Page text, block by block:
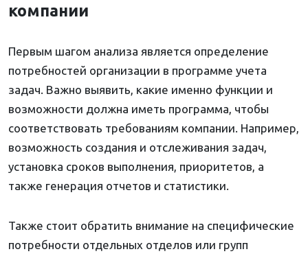
компании
Первым шагом анализа является определение
потребностей организации в программе учета
задач. Важно выявить, какие именно функции и
возможности должна иметь программа, чтобы
соответствовать требованиям компании. Например,
возможность создания и отслеживания задач,
установка сроков выполнения, приоритетов, а
также генерация отчетов и статистики.
Также стоит обратить внимание на специфические
потребности отдельных отделов или групп